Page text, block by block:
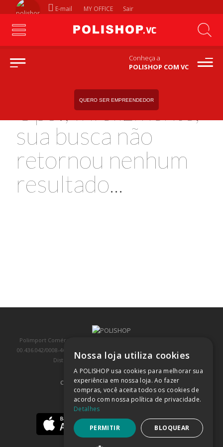
E-mail MY OFFICE Sair
Conheça a
POLISHOP COM VC
QUERO SER EMPREENDEDOR
Ops!, Infelizmente,
sua busca não
retornou nenhum
resultado...
Polimport Comércio e Exportação LTDA, inscrita no CNPJ/MF sob o nº
00.436.042/0008-46, IE 407.458.707.103, com sede na Rua Kanebo, nº 175,
Distrito Industrial, Jundiaí/SP, CEP: 13213-090
COMPRA 100% SEGURA (SAIBA MAIS)
BAIXE NOSSO APP
Nossa loja utiliza cookies
A POLISHOP usa cookies para melhorar sua
experiência em nossa loja. Ao fazer
compras, você aceita todos os cookies de
acordo com nossa política de privacidade.
Detalhes
PERMITIR BLOQUEAR